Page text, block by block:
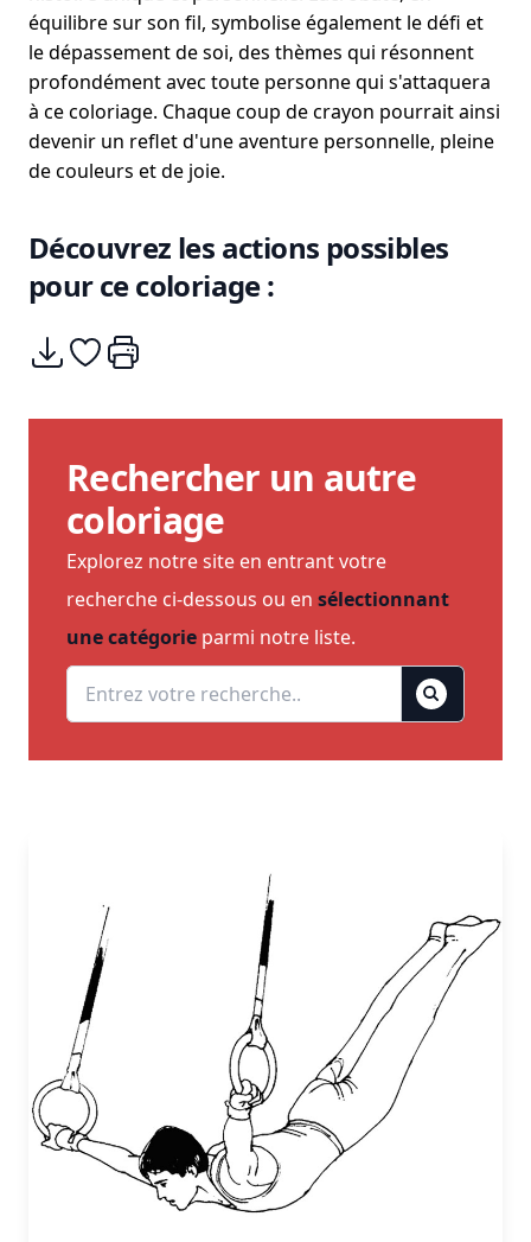
équilibre sur son fil, symbolise également le défi et
le dépassement de soi, des thèmes qui résonnent
profondément avec toute personne qui s'attaquera
à ce coloriage. Chaque coup de crayon pourrait ainsi
devenir un reflet d'une aventure personnelle, pleine
de couleurs et de joie.
Découvrez les actions possibles
pour ce coloriage :
Télécharger
Ajouter à mes coups de coeurs
Imprimer
Rechercher un autre
coloriage
Explorez notre site en entrant votre
recherche ci-dessous ou en sélectionnant
une catégorie parmi notre liste.